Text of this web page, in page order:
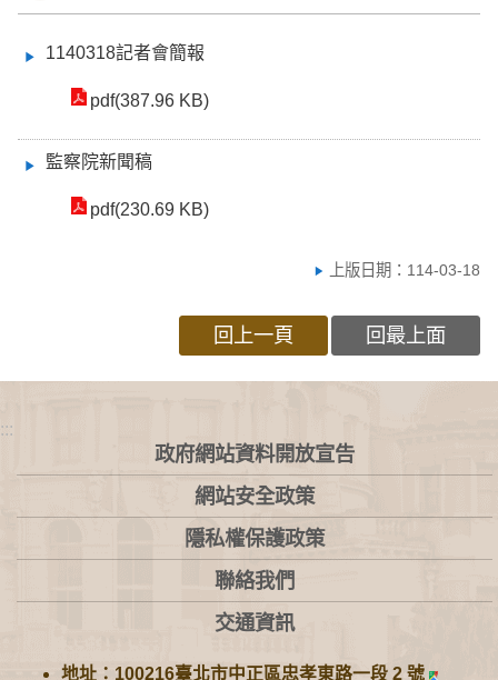
1140318記者會簡報
pdf(387.96 KB)
監察院新聞稿
pdf(230.69 KB)
上版日期：114-03-18
回上一頁 回最上面
:::
政府網站資料開放宣告
網站安全政策
隱私權保護政策
聯絡我們
交通資訊
地址：100216臺北市中正區忠孝東路一段 2 號